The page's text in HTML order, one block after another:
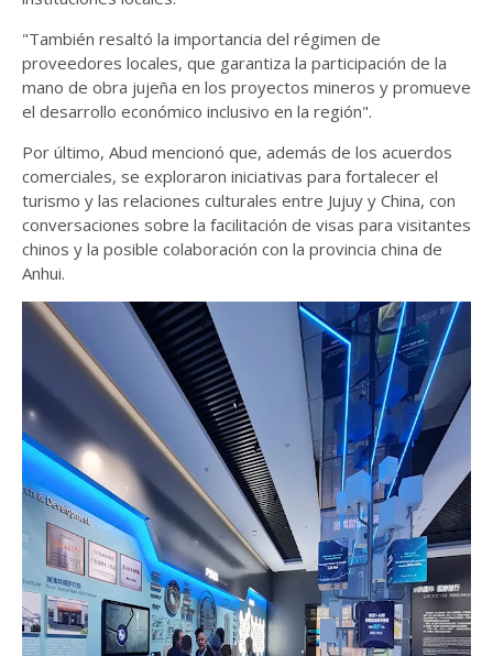
"También resaltó la importancia del régimen de
proveedores locales, que garantiza la participación de la
mano de obra jujeña en los proyectos mineros y promueve
el desarrollo económico inclusivo en la región".
Por último, Abud mencionó que, además de los acuerdos
comerciales, se exploraron iniciativas para fortalecer el
turismo y las relaciones culturales entre Jujuy y China, con
conversaciones sobre la facilitación de visas para visitantes
chinos y la posible colaboración con la provincia china de
Anhui.